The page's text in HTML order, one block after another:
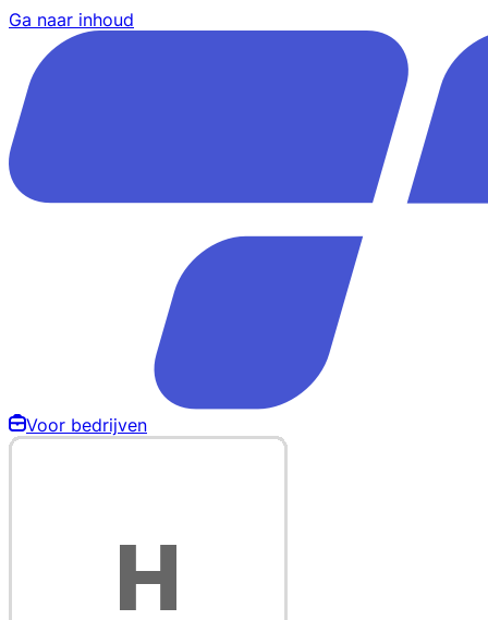
Ga naar inhoud
Voor bedrijven